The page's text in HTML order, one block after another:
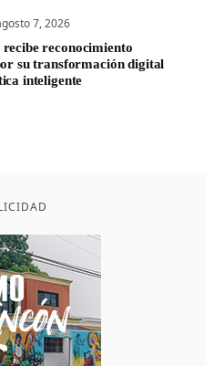
7, 2026
reconocimiento
su transformación digital
inteligente